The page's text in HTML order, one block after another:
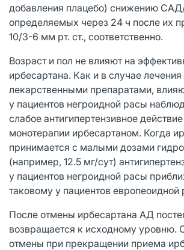
добавления плацебо) снижению
определяемых через 24 ч после их
10/3-6 мм рт. ст., соответственно.
Возраст и пол не влияют на
ирбесартана. Как и в случае
лекарственными препаратами,
у пациентов негроидной расы
слабое антигипертензивное
монотерапии ирбесартаном. Когда
принимается с малыми дозами
(например, 12.5 мг/сут)
у пациентов негроидной расы
таковому у пациентов европеоидной
После отмены ирбесартана АД
возвращается к исходному уровню.
отмены при прекращении приема